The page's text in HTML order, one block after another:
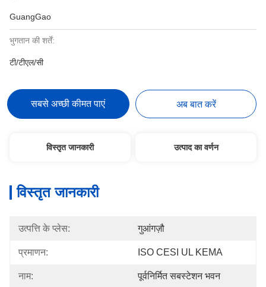
GuangGao
भुगतान की शर्तें:
टी/टीएल/सी
सबसे अच्छी कीमत पाएं अब बात करें
विस्तृत जानकारी उत्पाद का वर्णन
विस्तृत जानकारी
उत्पत्ति के प्लेस: गुआंगज़ौ
प्रमाणन: ISO CESI UL KEMA
नाम: पूर्वनिर्मित सबस्टेशन भवन